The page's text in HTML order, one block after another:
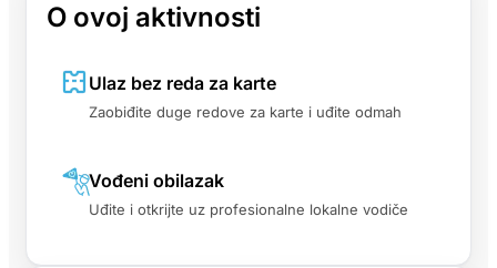
O ovoj aktivnosti
Ulaz bez reda za karte
Zaobiđite duge redove za karte i uđite odmah
Vođeni obilazak
Uđite i otkrijte uz profesionalne lokalne vodiče